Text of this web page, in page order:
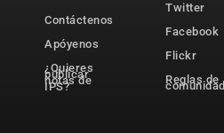
Contáctenos
Apóyenos
¿Quieres
publicar
notas de
IPS?
Twitter
Facebook
Flickr
Reglas de
comunidad